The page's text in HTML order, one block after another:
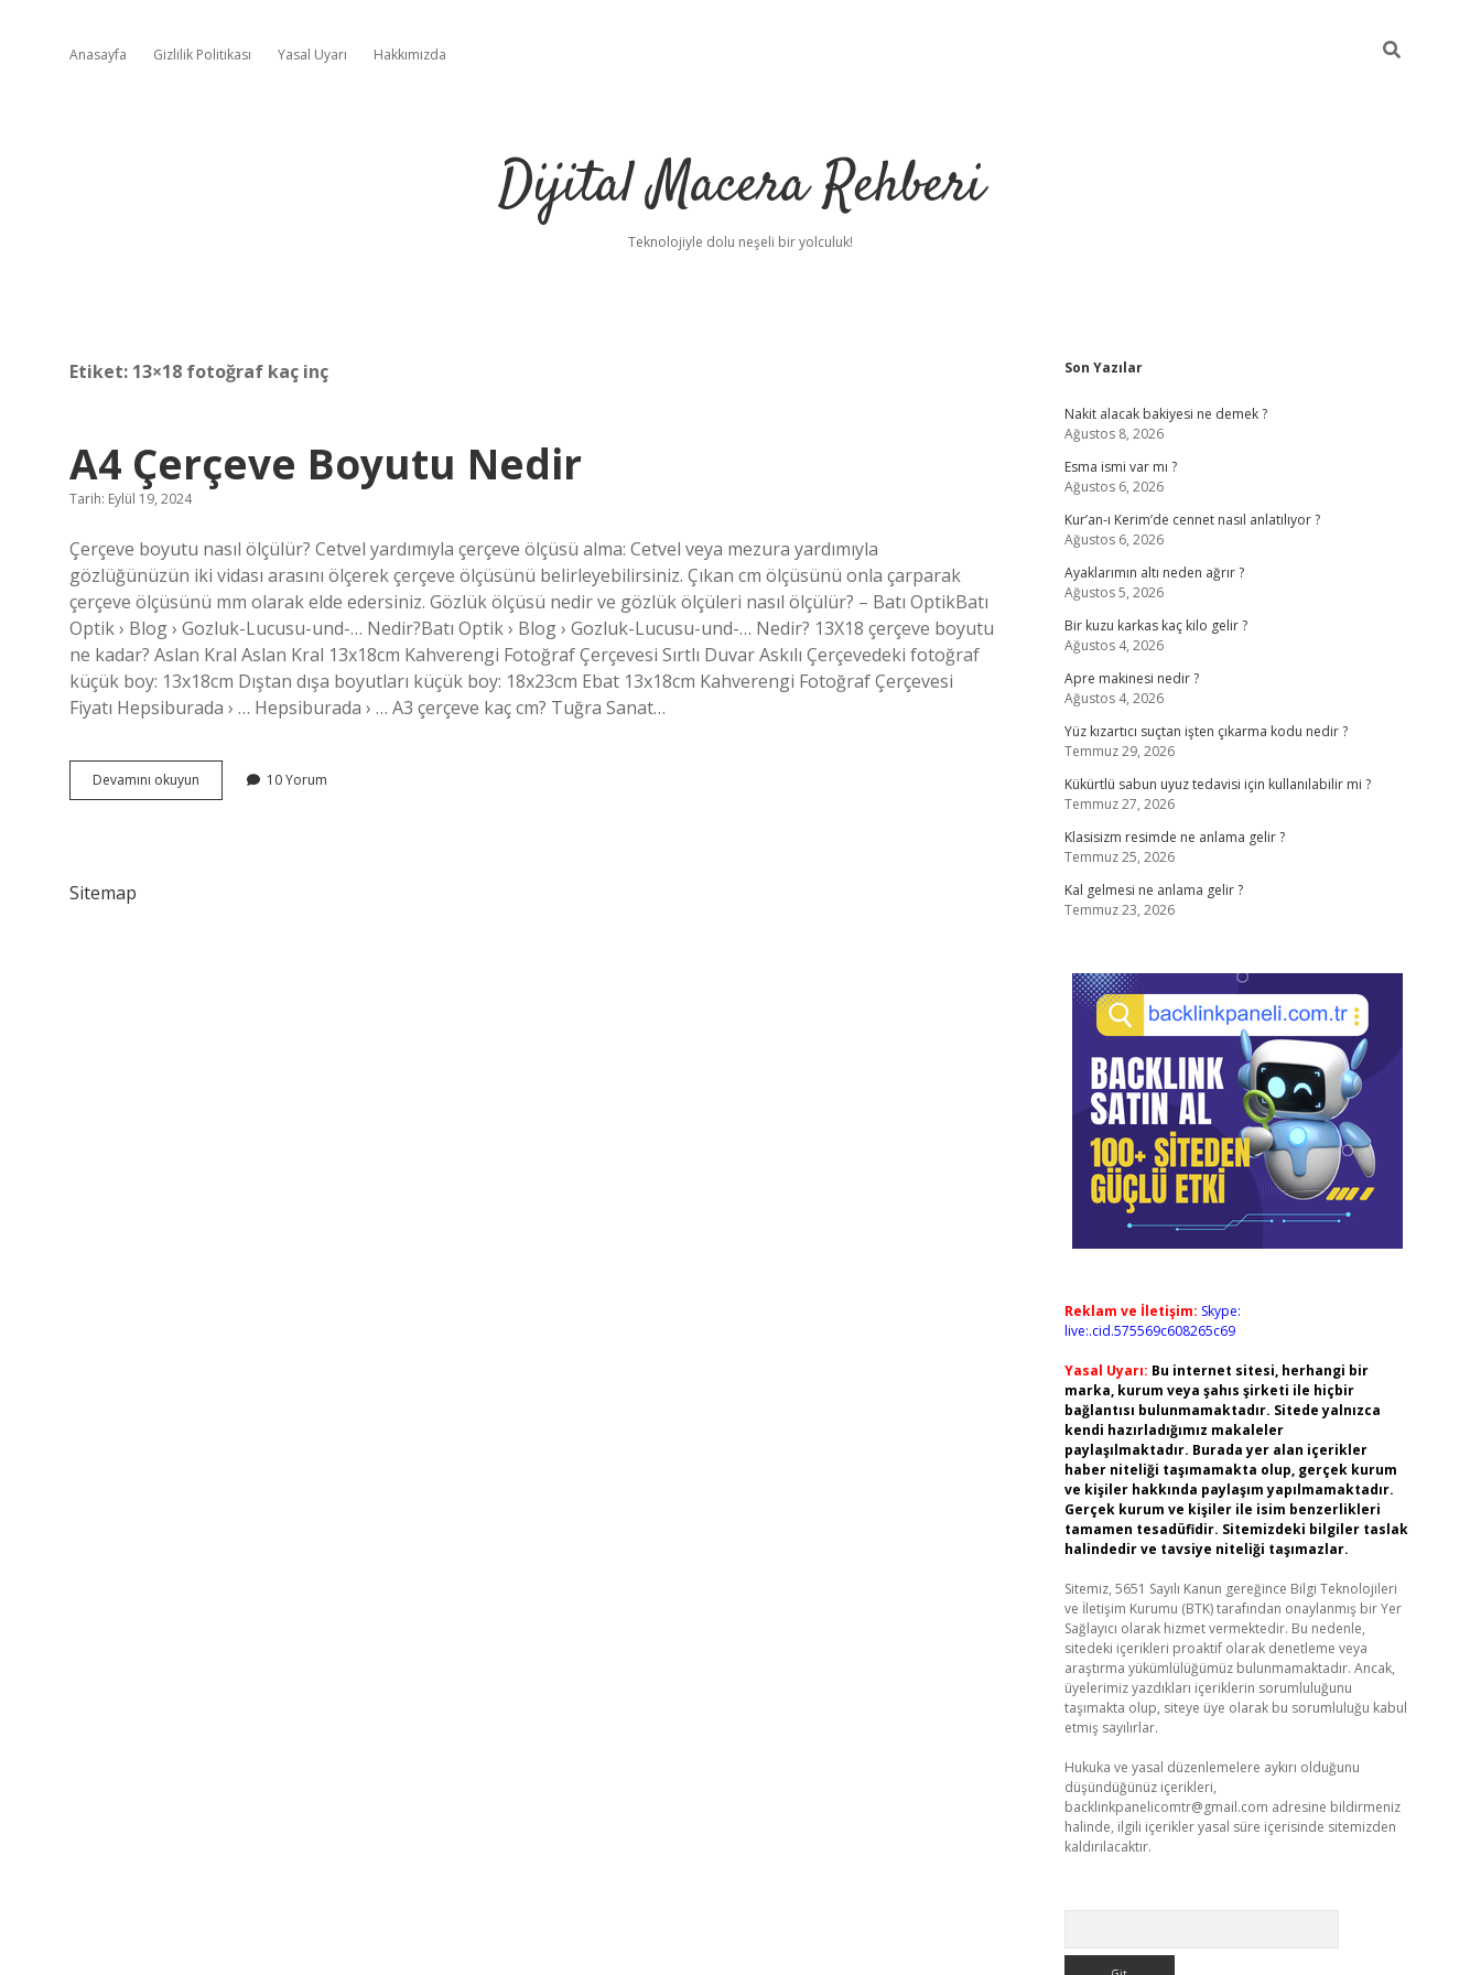
Anasayfa Gizlilik Politikası Yasal Uyarı Hakkımızda
Dijital Macera Rehberi
Teknolojiyle dolu neşeli bir yolculuk!
Etiket: 13×18 fotoğraf kaç inç
A4 Çerçeve Boyutu Nedir
Tarih: Eylül 19, 2024
Çerçeve boyutu nasıl ölçülür? Cetvel yardımıyla çerçeve ölçüsü alma: Cetvel veya mezura yardımıyla
gözlüğünüzün iki vidası arasını ölçerek çerçeve ölçüsünü belirleyebilirsiniz. Çıkan cm ölçüsünü onla çarparak
çerçeve ölçüsünü mm olarak elde edersiniz. Gözlük ölçüsü nedir ve gözlük ölçüleri nasıl ölçülür? – Batı OptikBatı
Optik › Blog › Gozluk-Lucusu-und-… Nedir?Batı Optik › Blog › Gozluk-Lucusu-und-… Nedir? 13X18 çerçeve boyutu
ne kadar? Aslan Kral Aslan Kral 13x18cm Kahverengi Fotoğraf Çerçevesi Sırtlı Duvar Askılı Çerçevedeki fotoğraf
küçük boy: 13x18cm Dıştan dışa boyutları küçük boy: 18x23cm Ebat 13x18cm Kahverengi Fotoğraf Çerçevesi
Fiyatı Hepsiburada › … Hepsiburada › … A3 çerçeve kaç cm? Tuğra Sanat…
Devamını okuyun
Çerçeve
10 Yorum
Sitemap
Sidebar
Son Yazılar
Nakit alacak bakiyesi ne demek ?
Ağustos 8, 2026
Esma ismi var mı ?
Ağustos 6, 2026
Kur’an-ı Kerim’de cennet nasıl anlatılıyor ?
Ağustos 6, 2026
Ayaklarımın altı neden ağrır ?
Ağustos 5, 2026
Bir kuzu karkas kaç kilo gelir ?
Ağustos 4, 2026
Apre makinesi nedir ?
Ağustos 4, 2026
Yüz kızartıcı suçtan işten çıkarma kodu nedir ?
Temmuz 29, 2026
Kükürtlü sabun uyuz tedavisi için kullanılabilir mi ?
Temmuz 27, 2026
Klasisizm resimde ne anlama gelir ?
Temmuz 25, 2026
Kal gelmesi ne anlama gelir ?
Temmuz 23, 2026
Reklam ve İletişim: Skype:
live:.cid.575569c608265c69
Yasal Uyarı: Bu internet sitesi, herhangi bir
marka, kurum veya şahıs şirketi ile hiçbir
bağlantısı bulunmamaktadır. Sitede yalnızca
kendi hazırladığımız makaleler
paylaşılmaktadır. Burada yer alan içerikler
haber niteliği taşımamakta olup, gerçek kurum
ve kişiler hakkında paylaşım yapılmamaktadır.
Gerçek kurum ve kişiler ile isim benzerlikleri
tamamen tesadüfidir. Sitemizdeki bilgiler taslak
halindedir ve tavsiye niteliği taşımazlar.
Sitemiz, 5651 Sayılı Kanun gereğince Bilgi Teknolojileri
ve İletişim Kurumu (BTK) tarafından onaylanmış bir Yer
Sağlayıcı olarak hizmet vermektedir. Bu nedenle,
sitedeki içerikleri proaktif olarak denetleme veya
araştırma yükümlülüğümüz bulunmamaktadır. Ancak,
üyelerimiz yazdıkları içeriklerin sorumluluğunu
taşımakta olup, siteye üye olarak bu sorumluluğu kabul
etmiş sayılırlar.
Hukuka ve yasal düzenlemelere aykırı olduğunu
düşündüğünüz içerikleri,
backlinkpanelicomtr@gmail.com adresine bildirmeniz
halinde, ilgili içerikler yasal süre içerisinde sitemizden
kaldırılacaktır.